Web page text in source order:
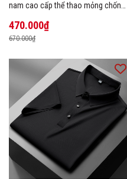
nam cao cấp thể thao mỏng chống
470.000₫
670.000₫